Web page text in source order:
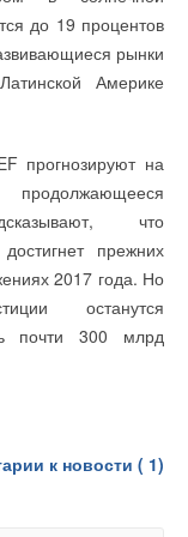
до 19 процентов
рынки
Америке
прогнозируют на
что
прежних
2017 года. Но
останутся
почти 300 млрд
к новости ( 1)
энергию
и